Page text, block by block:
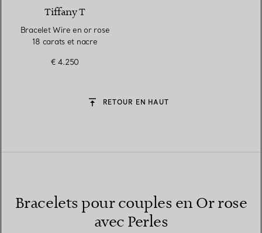
Tiffany T
Bracelet Wire en or rose
18 carats et nacre
€ 4.250
RETOUR EN HAUT
Bracelets pour couples en Or rose
avec Perles